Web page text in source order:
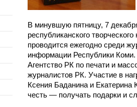
В минувшую пятницу, 7
республиканского
проводится ежегодно среди
информации Республики
Агентство РК по печати и
журналистов РК. Участие в
Ксения Баданина и
честь — получать подарки и